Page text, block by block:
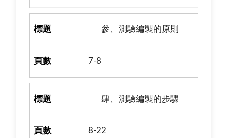
參、測驗編製的原則
7-8
肆、測驗編製的步驟
8-22